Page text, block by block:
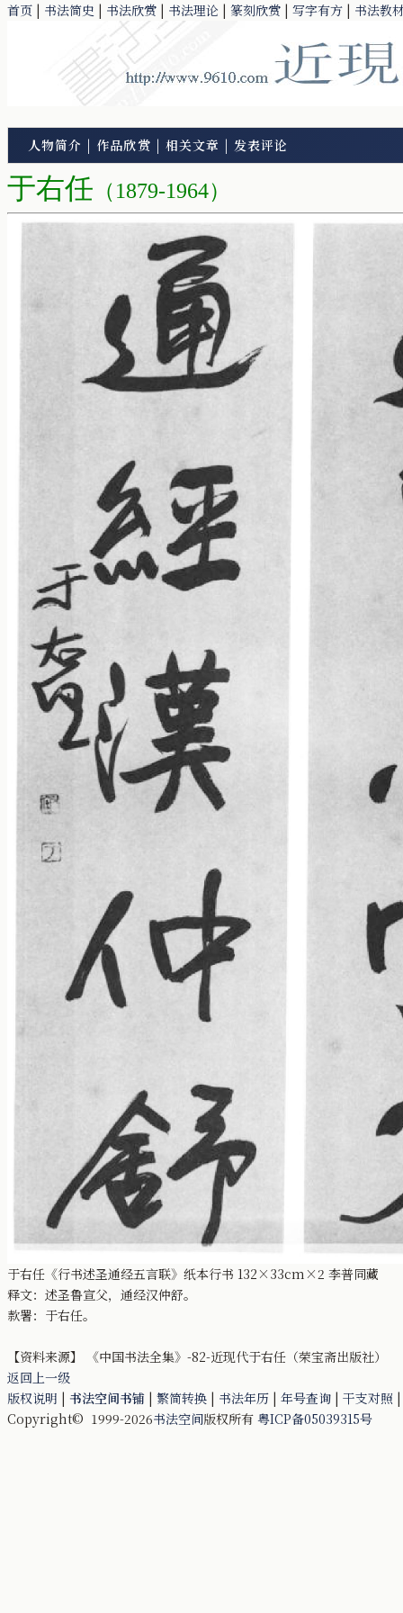
首页 | 书法简史 | 书法欣赏 | 书法理论 | 篆刻欣赏 | 写字有方 | 书法教
人物简介 | 作品欣赏 | 相关文章 | 发表评论
于右任 （1879-1964）
于右任《行书述圣通经五言联》纸本行书 132×33cm×2 李普同藏
释文：述圣鲁宣父，通经汉仲舒。
款署：于右任。
【资料来源】 《中国书法全集》-82-近现代于右任（荣宝斋出版社）
返回上一级
版权说明 | 书法空间书铺 | 繁简转换 | 书法年历 | 年号查询 | 干支对照
Copyright© 1999-2026书法空间版权所有 粤ICP备05039315号